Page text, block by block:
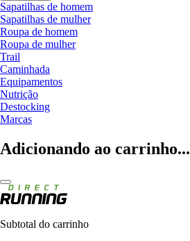
Sapatilhas de homem
Sapatilhas de mulher
Roupa de homem
Roupa de mulher
Trail
Caminhada
Equipamentos
Nutrição
Destocking
Marcas
Adicionando ao carrinho...
Subtotal do carrinho